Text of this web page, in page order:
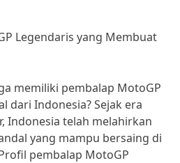
Legendaris yang Membuat
memiliki pembalap MotoGP
dari Indonesia? Sejak era
Indonesia telah melahirkan
yang mampu bersaing di
pembalap MotoGP